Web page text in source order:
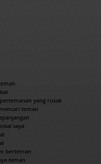
yang rusak
teman
saya
berteman
teman